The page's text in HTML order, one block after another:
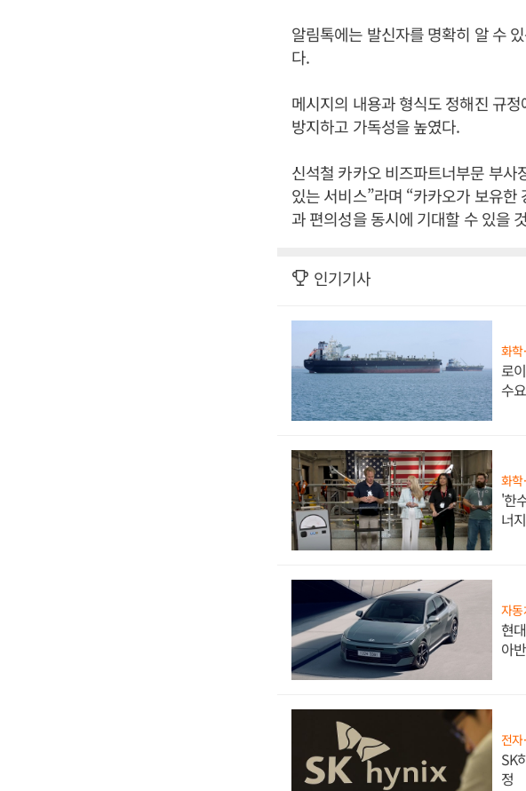
알림톡에는 발신자를 명확히 알 수
다.
메시지의 내용과 형식도 정해진 규
방지하고 가독성을 높였다.
신석철 카카오 비즈파트너부문 부
있는 서비스”라며 “카카오가 보유
과 편의성을 동시에 기대할 수 있을
인기기사
화학
로
수
화학
'한
너
자동
현
아
전자
SK
정